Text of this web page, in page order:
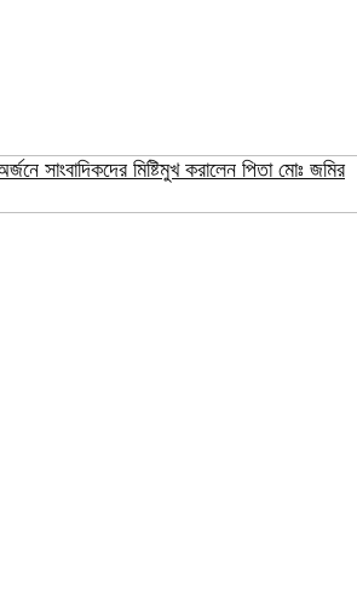
সাংবাদিকদের মিষ্টিমুখ করালেন পিতা মোঃ জমির